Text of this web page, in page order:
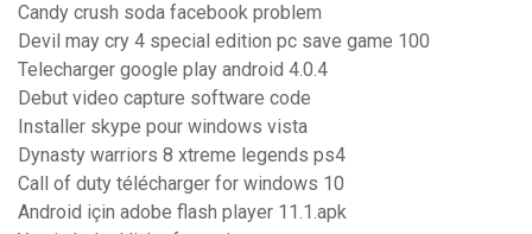
Candy crush soda facebook problem
Devil may cry 4 special edition pc save game 100
Telecharger google play android 4.0.4
Debut video capture software code
Installer skype pour windows vista
Dynasty warriors 8 xtreme legends ps4
Call of duty télécharger for windows 10
Android için adobe flash player 11.1.apk